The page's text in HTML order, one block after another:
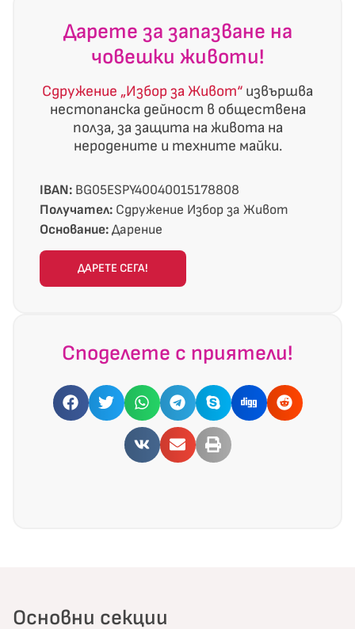
Дарете за запазване на
човешки животи!
Сдружение „Избор за Живот“ извършва
нестопанска дейност в обществена
полза, за защита на живота на
неродените и техните майки.
IBAN: BG05ESPY40040015178808
Получател: Сдружение Избор за Живот
Основание:Дарение
ДАРЕТЕ СЕГА!
Споделете с приятели!
Основни секции